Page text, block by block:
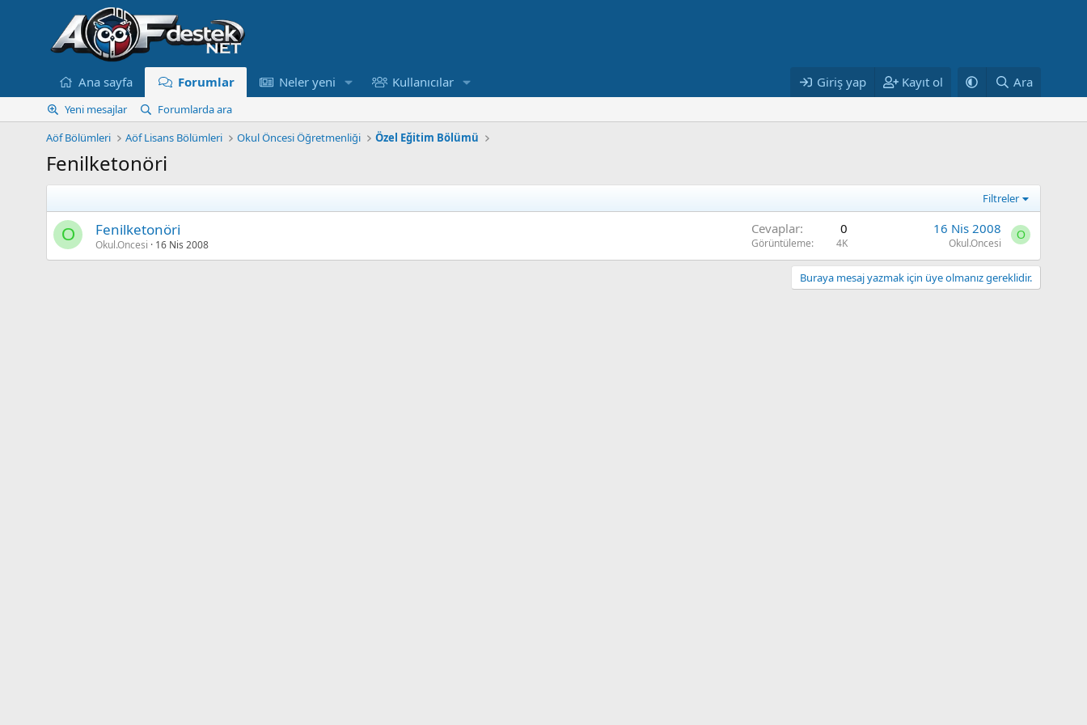
Ana sayfa Forumlar Neler yeni Kullanıcılar Giriş yap Kayıt ol Ara
Yeni mesajlar
Forumlarda ara
Aöf Bölümleri
Aöf Lisans Bölümleri Okul Öncesi Öğretmenliği Özel Eğitim Bölümü
Fenilketonöri
Filtreler
O Fenilketonöri
Okul.Oncesi 16 Nis 2008
Cevaplar 0
Görüntüleme 4K
16 Nis 2008
Okul.Oncesi
O
Buraya mesaj yazmak için üye olmanız gereklidir.